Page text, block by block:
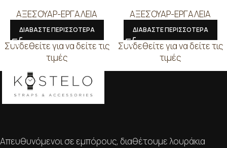
ΑΞΕΣΟΥΑΡ-ΕΡΓΑΛΕΙΑ
ΔΙΑΒΑΣΤΕ ΠΕΡΙΣΣΟΤΕΡΑ
Συνδεθείτε για να δείτε τις
τιμές
ΑΞΕΣΟΥΑΡ-ΕΡΓΑΛΕΙΑ
ΔΙΑΒΑΣΤΕ ΠΕΡΙΣΣΟΤΕΡΑ
Συνδεθείτε για να δείτε τις
τιμές
Απευθυνόμενοι σε εμπόρους, διαθέτουμε λουράκια